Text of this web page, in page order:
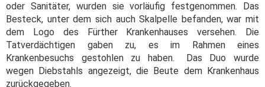
oder Sanitäter, wurden sie vorläufig festgenommen. Das
Besteck, unter dem sich auch Skalpelle befanden, war mit
dem Logo des Fürther Krankenhauses versehen. Die
Tatverdächtigen gaben zu, es im Rahmen eines
Krankenbesuchs gestohlen zu haben. Das Duo wurde
wegen Diebstahls angezeigt, die Beute dem Krankenhaus
zurückgegeben.